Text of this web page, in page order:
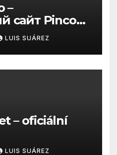
–
сайт Pinco
| Зеркало и
LUIS SUÁREZ
– oficiální
LUIS SUÁREZ